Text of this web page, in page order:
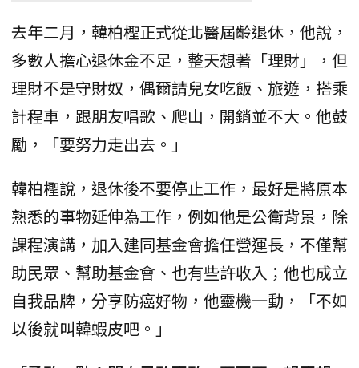
去年二月，韓柏檉正式從北醫屆齡退休，他說，
多數人擔心退休金不足，整天想著「理財」，但
理財不是守財奴，偶爾請兒女吃飯、旅遊，搭乘
計程車，跟朋友唱歌、爬山，開銷並不大。他鼓
勵，「要努力走出去。」
韓柏檉說，退休後不要停止工作，最好是將原本
熟悉的事物延伸為工作，例如他是公衛背景，除
課程演講，加入建同基金會擔任營運長，不僅幫
助民眾、幫助基金會、也有些許收入；他也成立
自我品牌，分享防癌好物，他靈機一動，「不如
以後就叫韓蝦皮吧。」